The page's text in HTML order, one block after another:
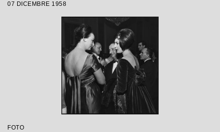
Wallmann, che inaugura la stagione
lirica 1958-1959
07 DICEMBRE 1958
FOTO